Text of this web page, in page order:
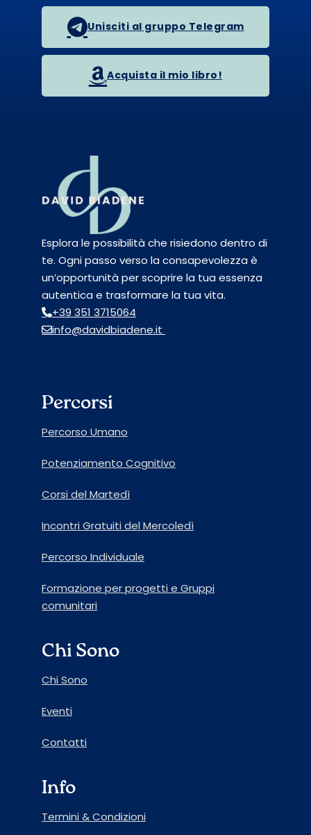
Unisciti al gruppo Telegram
Acquista il mio libro!
Esplora le possibilità che risiedono dentro di
te. Ogni passo verso la consapevolezza è
un’opportunità per scoprire la tua essenza
autentica e trasformare la tua vita.
+39 351 3715064
info@davidbiadene.it
Percorsi
Percorso Umano
Potenziamento Cognitivo
Corsi del Martedì
Incontri Gratuiti del Mercoledì
Percorso Individuale
Formazione per progetti e Gruppi
comunitari
Chi Sono
Chi Sono
Eventi
Contatti
Info
Termini & Condizioni